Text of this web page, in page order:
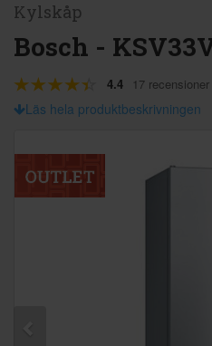
Kylskåp
Bosch -
4.4 17 recensioner
Läs hela produktbeskrivningen